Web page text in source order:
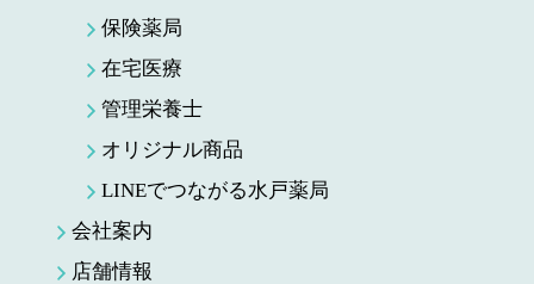
保険薬局
在宅医療
管理栄養士
オリジナル商品
LINEでつながる水戸薬局
会社案内
店舗情報